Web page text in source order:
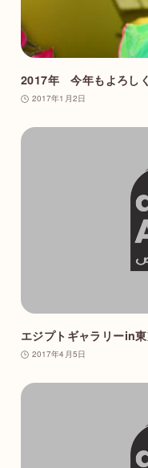
2017年 今年もよろし
2017年1月2日
エジプトギャラリーin
2017年4月5日